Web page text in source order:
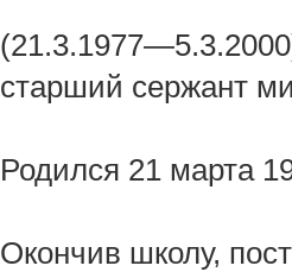
старший сержант
Родился 21 марта
Окончив школу,